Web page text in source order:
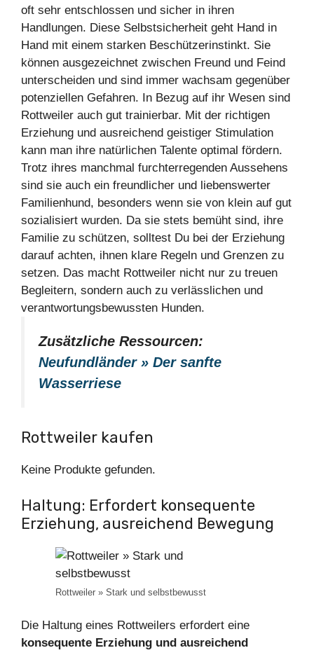
oft sehr entschlossen und sicher in ihren
Handlungen. Diese Selbstsicherheit geht Hand in
Hand mit einem starken Beschützerinstinkt. Sie
können ausgezeichnet zwischen Freund und Feind
unterscheiden und sind immer wachsam gegenüber
potenziellen Gefahren. In Bezug auf ihr Wesen sind
Rottweiler auch gut trainierbar. Mit der richtigen
Erziehung und ausreichend geistiger Stimulation
kann man ihre natürlichen Talente optimal fördern.
Trotz ihres manchmal furchterregenden Aussehens
sind sie auch ein freundlicher und liebenswerter
Familienhund, besonders wenn sie von klein auf gut
sozialisiert wurden. Da sie stets bemüht sind, ihre
Familie zu schützen, solltest Du bei der Erziehung
darauf achten, ihnen klare Regeln und Grenzen zu
setzen. Das macht Rottweiler nicht nur zu treuen
Begleitern, sondern auch zu verlässlichen und
verantwortungsbewussten Hunden.
Zusätzliche Ressourcen:
Neufundländer » Der sanfte
Wasserriese
Rottweiler kaufen
Keine Produkte gefunden.
Haltung: Erfordert konsequente
Erziehung, ausreichend Bewegung
Rottweiler » Stark und selbstbewusst
Die Haltung eines Rottweilers erfordert eine
konsequente Erziehung und ausreichend